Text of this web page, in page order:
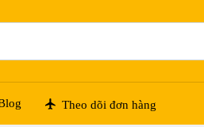
Theo dõi đơn hàng